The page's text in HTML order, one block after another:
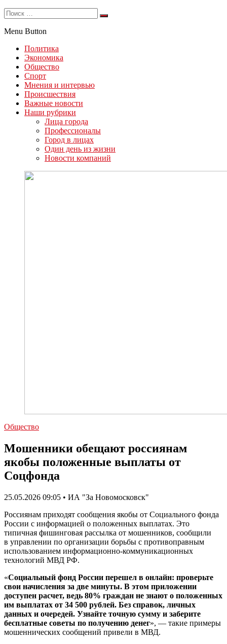
Menu Button
Политика
Экономика
Общество
Спорт
Мнения и интервью
Происшествия
Важные новости
Наши рубрики
Лица города
Профессионалы
Город в лицах
Один день из жизни
Новости компаний
Общество
Мошенники обещают россиянам
якобы положенные выплаты от
Соцфонда
25.05.2026 09:05 • ИА "За Новомосковск"
Россиянам приходят сообщения якобы от Социального фонда
России с информацией о положенных выплатах. Это
типичная фишинговая рассылка от мошенников, сообщили
в управлении по организации борьбы с противоправным
использованием информационно-коммуникационных
технологий МВД РФ.
«Социальный фонд России перешел в онлайн: проверьте
свои начисления за две минуты. В этом приложении
доступен расчет, ведь 80% граждан не знают о положенных
им выплатах от 34 500 рублей. Без справок, личных
данных и очередей. Узнайте точную сумму и заберите
бесплатные советы по получению денег», — такие примеры
мошеннических сообщений привели в МВД.